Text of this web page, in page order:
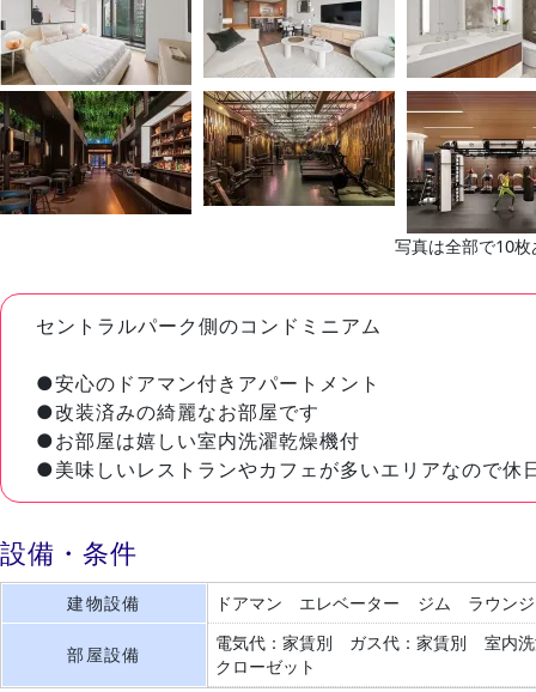
写真は全部で10
セントラルパーク側のコンドミニアム
●安心のドアマン付きアパートメント
●改装済みの綺麗なお部屋です
●お部屋は嬉しい室内洗濯乾燥機付
●美味しいレストランやカフェが多いエリアなので休
設備・条件
建物設備 ドアマン エレベーター ジム ラウンジ
部屋設備
電気代：家賃別 ガス代：家賃別
室内
クローゼット